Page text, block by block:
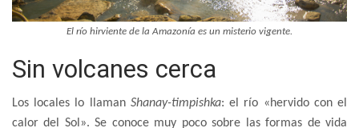
El río hirviente de la Amazonía es un misterio vigente.
Sin volcanes cerca
Los locales lo llaman Shanay-timpishka: el río «hervido con el
calor del Sol». Se conoce muy poco sobre las formas de vida